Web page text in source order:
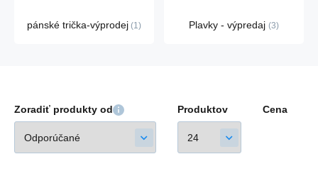
pánské trička-výprodej 1 Plavky - výpredaj 3
Zoradiť produkty od Produktov Cena